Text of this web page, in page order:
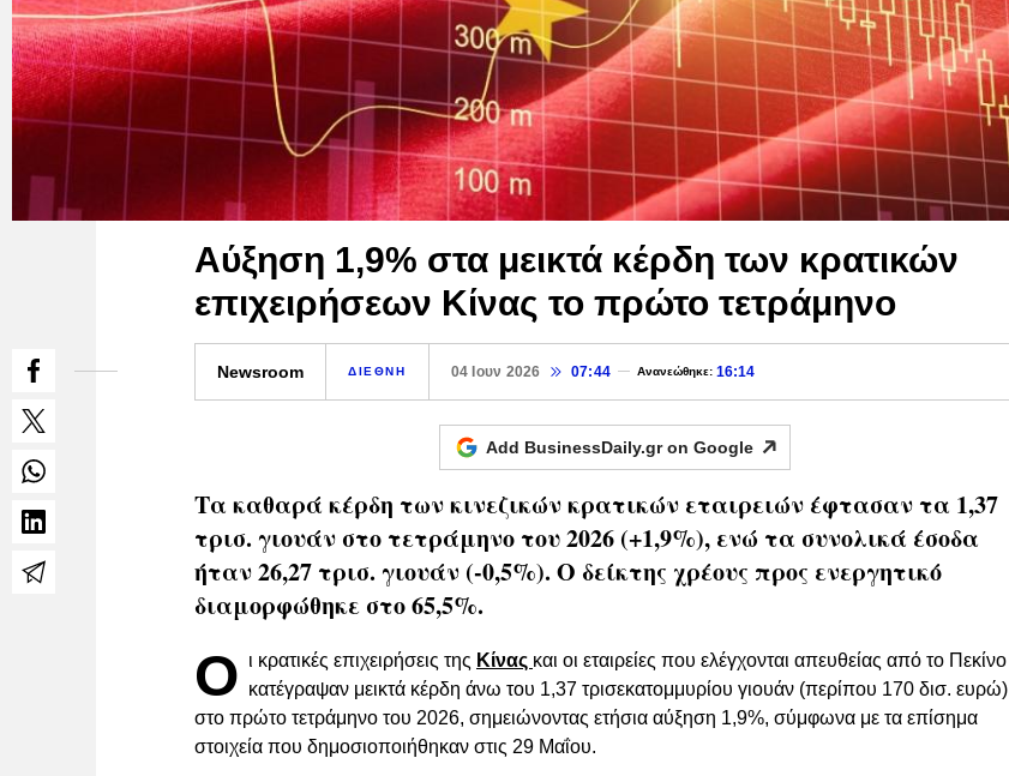
Αύξηση 1,9% στα μεικτά κέρδη των κρατικών
επιχειρήσεων Κίνας το πρώτο τετράμηνο
Newsroom ΔΙΕΘΝΗ 04 Ιουν 2026 07:44 Ανανεώθηκε: 16:14
Add BusinessDaily.gr on Google
Τα καθαρά κέρδη των κινεζικών κρατικών εταιρειών έφτασαν τα 1,37
τρισ. γιουάν στο τετράμηνο του 2026 (+1,9%), ενώ τα συνολικά έσοδα
ήταν 26,27 τρισ. γιουάν (-0,5%). Ο δείκτης χρέους προς ενεργητικό
διαμορφώθηκε στο 65,5%.
Ο ι κρατικές επιχειρήσεις της Κίνας και οι εταιρείες που ελέγχονται απευθείας από το Πεκίνο
κατέγραψαν μεικτά κέρδη άνω του 1,37 τρισεκατομμυρίου γιουάν (περίπου 170 δισ. ευρώ)
στο πρώτο τετράμηνο του 2026, σημειώνοντας ετήσια αύξηση 1,9%, σύμφωνα με τα επίσημα
στοιχεία που δημοσιοποιήθηκαν στις 29 Μαΐου.